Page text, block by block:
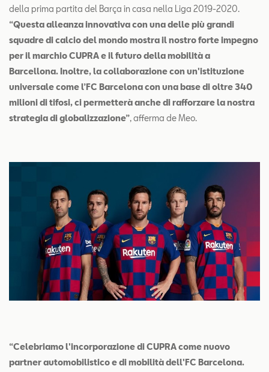
della prima partita del Barça in casa nella Liga 2019-2020.
“Questa alleanza innovativa con una delle più grandi
squadre di calcio del mondo mostra il nostro forte impegno
per il marchio CUPRA e il futuro della mobilità a
Barcellona. Inoltre, la collaborazione con un'istituzione
universale come l’FC Barcelona con una base di oltre 340
milioni di tifosi, ci permetterà anche di rafforzare la nostra
strategia di globalizzazione”, afferma de Meo.
“Celebriamo l'incorporazione di CUPRA come nuovo
partner automobilistico e di mobilità dell'FC Barcelona.